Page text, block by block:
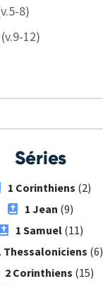
8)
12)
Séries
1 Corinthiens (2)
1 Jean (9)
1 Samuel(11)
Thessaloniciens (6)
2 Corinthiens (15)